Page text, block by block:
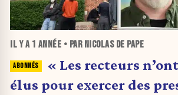
IL Y A 1 ANNÉE • PAR NICOLAS DE PAPE
« Les recteurs
élus pour exercer des